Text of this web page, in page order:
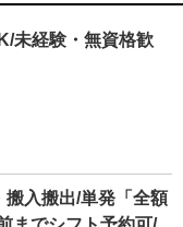
未経験・無資格歓
入搬出/単発「全額